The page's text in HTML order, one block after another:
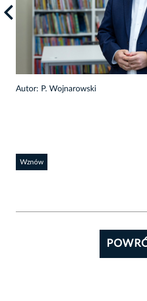
Autor: P. Wojnarowski
Wznów